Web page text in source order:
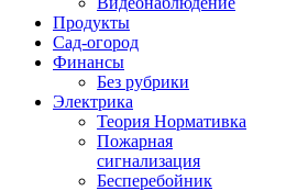
Продукты
Сад-огород
Финансы
Без рубрики
Электрика
Теория Нормативка
Пожарная
сигнализация
Бесперебойник